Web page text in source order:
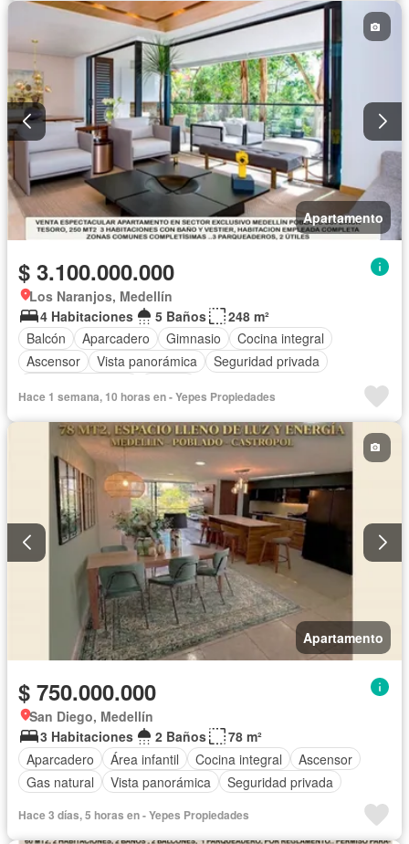
Apartamento
$ 3.100.000.000
Los Naranjos, Medellín
4 Habitaciones
5 Baños
248 m²
Balcón
Aparcadero Gimnasio
Cocina integral
Ascensor
Vista panorámica
Seguridad privada
Hace 1 semana, 10 horas en - Yepes Propiedades
Apartamento
$ 750.000.000
San Diego, Medellín
3 Habitaciones
2 Baños
78 m²
Aparcadero
Área infantil Cocina integral
Ascensor
Gas natural
Vista panorámica Seguridad privada
Hace 3 días, 5 horas en - Yepes Propiedades